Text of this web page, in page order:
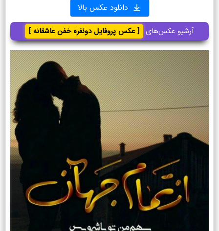
دانلود عکس بالا
آرشیو عکس‌های [ عکس پروفایل دونفره خفن عاشقانه ]